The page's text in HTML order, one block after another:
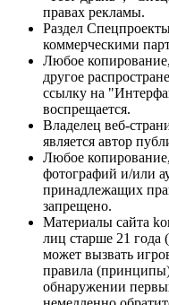
правах рекламы.
Раздел
коммерческими
Любое
другое
ссылку на
воспрещается.
Владелец веб-
является автор
Любое
фотографий и/или
принадлежащих
запрещено.
Материалы сайта
лиц старше 21 года
может вызвать
правила
обнаружении